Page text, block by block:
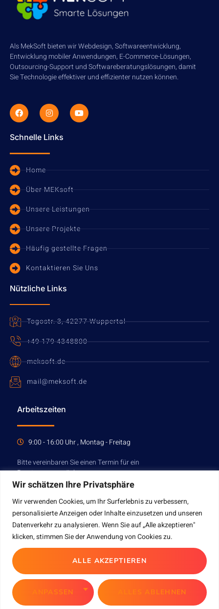
Wir schätzen Ihre Privatsphäre
Wir verwenden Cookies, um Ihr Surferlebnis zu verbessern,
personalisierte Anzeigen oder Inhalte einzusetzen und unseren
Datenverkehr zu analysieren. Wenn Sie auf „Alle akzeptieren"
klicken, stimmen Sie der Anwendung von Cookies zu.
ANPASSEN ALLES ABLEHNEN
ALLE AKZEPTIEREN
Als MekSoft bieten wir Webdesign, Softwareentwicklung,
Entwicklung mobiler Anwendungen, E-Commerce-Lösungen,
Outsourcing-Support und Softwareberatungslösungen, damit
Sie Technologie effektiver und effizienter nutzen können.
Schnelle Links
Home
Über MEKsoft
Unsere Leistungen
Unsere Projekte
Häufig gestellte Fragen
Kontaktieren Sie Uns
Nützliche Links
Togostr. 3, 42277 Wuppertal
+49 179 4348800
meksoft.de
mail@meksoft.de
Arbeitszeiten
9:00 - 16:00 Uhr , Montag - Freitag
Bitte vereinbaren Sie einen Termin für ein
Beratungsgespräch.
TERMIN VEREINBAREN
MEKSOFT Copyright © 2023. All rights reserved.